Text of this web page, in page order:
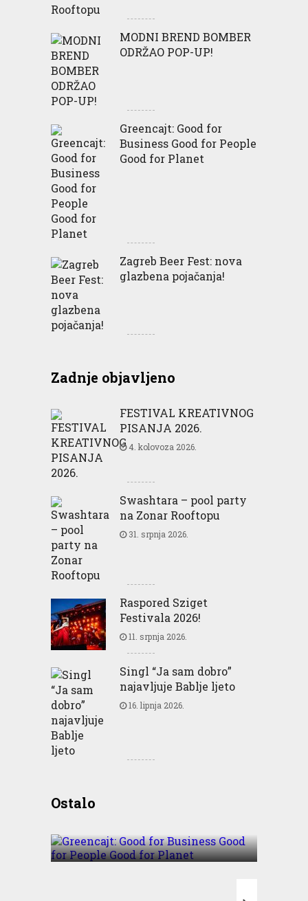
MODNI BREND BOMBER
ODRŽAO POP-UP!
Greencajt: Good for
Business Good for People
Good for Planet
Zagreb Beer Fest: nova
glazbena pojačanja!
Zadnje objavljeno
FESTIVAL KREATIVNOG
PISANJA 2026.
4. kolovoza 2026.
Swashtara – pool party
na Zonar Rooftopu
31. srpnja 2026.
Raspored Sziget
Festivala 2026!
11. srpnja 2026.
Singl “Ja sam dobro”
najavljuje Bablje ljeto
16. lipnja 2026.
OstaloBusiness Good for People